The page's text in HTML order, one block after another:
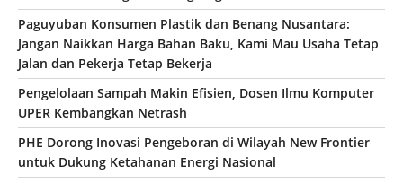
Paguyuban Konsumen Plastik dan Benang Nusantara:
Jangan Naikkan Harga Bahan Baku, Kami Mau Usaha Tetap
Jalan dan Pekerja Tetap Bekerja
Pengelolaan Sampah Makin Efisien, Dosen Ilmu Komputer
UPER Kembangkan Netrash
PHE Dorong Inovasi Pengeboran di Wilayah New Frontier
untuk Dukung Ketahanan Energi Nasional